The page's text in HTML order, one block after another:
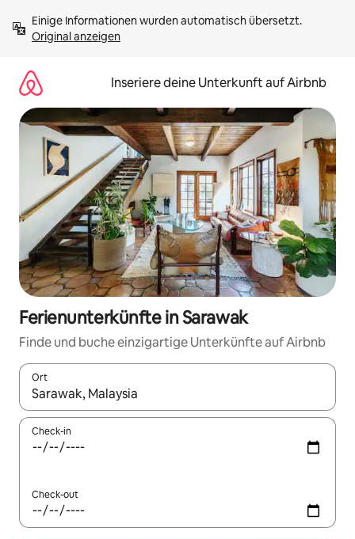
Inhalten
springenOriginal anzeigen
Inseriere deine Unterkunft auf Airbnb
Ferienunterkünfte in Sarawak
Finde und buche einzigartige Unterkünfte auf Airbnb
Ort
Wenn Ergebnisse verfügbar sind, navigiere mit den
Check-in
Check-out